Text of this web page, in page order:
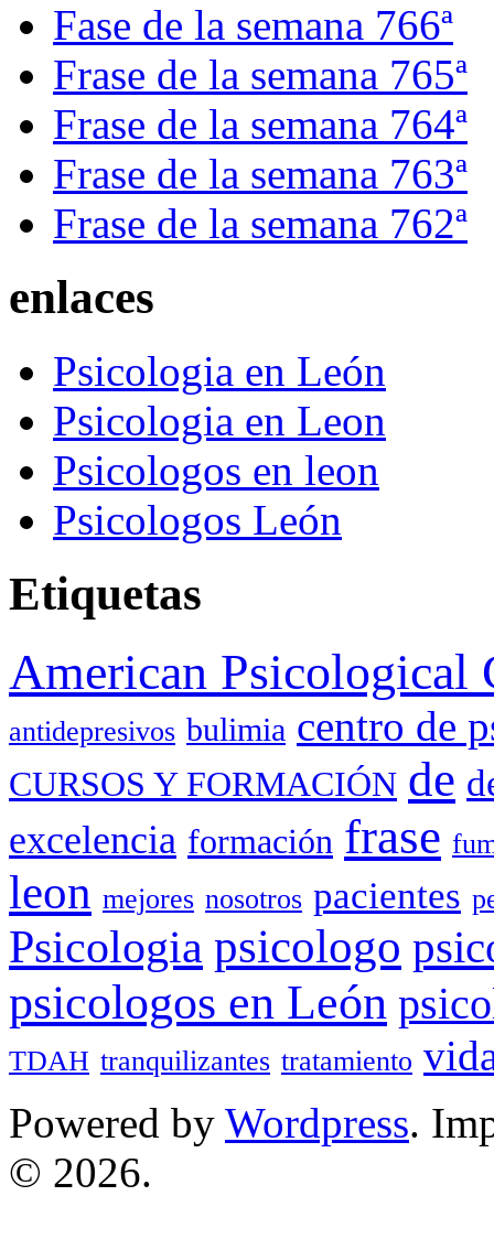
Fase de la semana 766ª
Frase de la semana 765ª
Frase de la semana 764ª
Frase de la semana 763ª
Frase de la semana 762ª
enlaces
Psicologia en León
Psicologia en Leon
Psicologos en leon
Psicologos León
Etiquetas
American Psicological
antidepresivos bulimia centro de
CURSOS Y FORMACIÓN de
excelencia formación frase
leon mejores nosotros pacientes
Psicologia psicologo
psicologos en León
TDAH tranquilizantes tratamiento
Powered by Wordpress.
© 2026.